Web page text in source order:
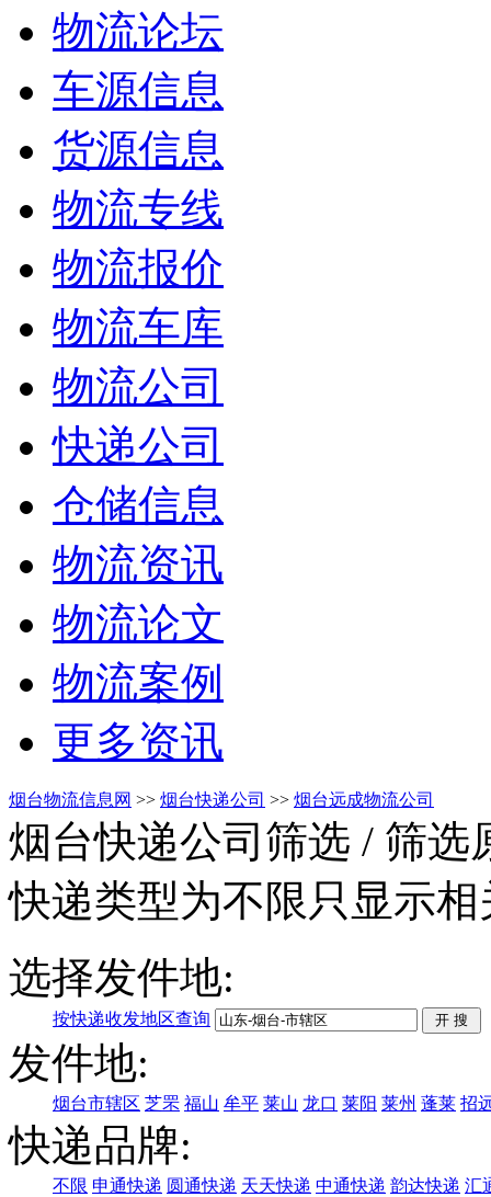
物流论坛
车源信息
货源信息
物流专线
物流报价
物流车库
物流公司
快递公司
仓储信息
物流资讯
物流论文
物流案例
更多资讯
烟台物流信息网 >> 烟台快递公司 >> 烟台远成物流公司
烟台快递公司筛选 / 筛选
快递类型为不限只显示
选择发件地:
按快递收发地区查询
发件地:
烟台市辖区 芝罘 福山 牟平 莱山 龙口 莱阳 莱州 蓬莱 招
快递品牌:
不限 申通快递 圆通快递 天天快递 中通快递 韵达快递 汇